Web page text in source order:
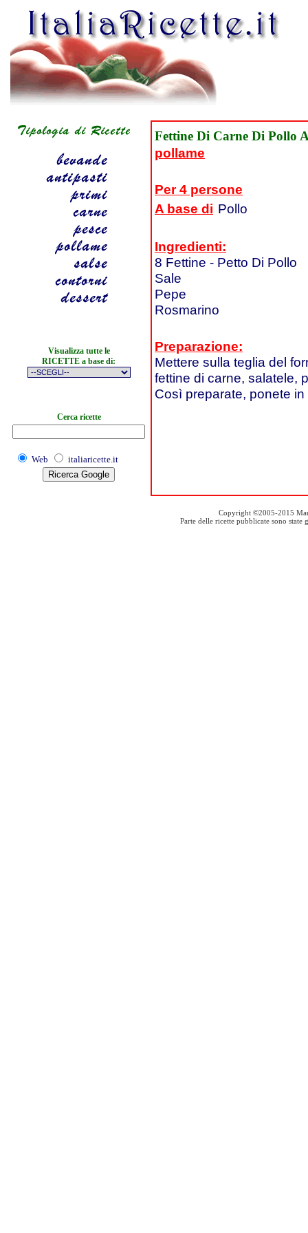
Visualizza tutte le
RICETTE a base di:
Cerca ricette
Web italiaricette.it
Fettine Di Carne Di Pollo
pollame
Per 4 persone
A base di Pollo
Ingredienti:
8 Fettine - Petto Di Pollo
Sale
Pepe
Rosmarino
Preparazione:
Mettere sulla teglia del
fettine di carne, salatele,
Così preparate, ponete
Copyright ©2005-2015
Parte delle ricette pubblicate sono state